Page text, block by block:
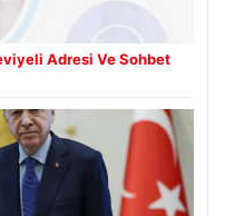
Adresi Ve Sohbet